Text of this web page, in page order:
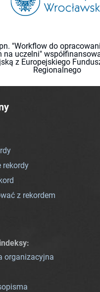
"Workflow do
na uczelni"
z Europejskiego
Regionalnego
rekordy
z rekordem
:
organizacyjna